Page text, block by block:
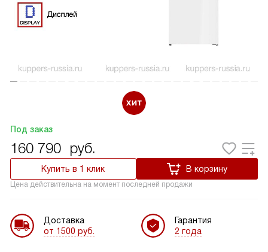
Под заказ
160 790 руб.
Купить в 1 клик В корзину
Цена действительна на момент последней продажи
Доставка
от 1500 руб.
Гарантия
2 года